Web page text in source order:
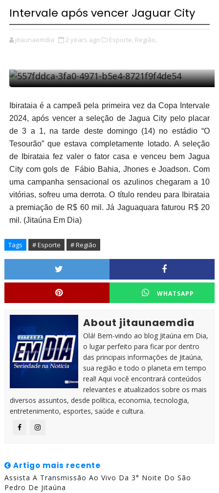
Intervale após vencer Jaguar City
jitaunaemdia 2 years ago Esporte, Região,
Ibirataia é a campeã pela primeira vez da Copa Intervale
2024, após vencer a seleção de Jagua City pelo placar
de 3 a 1, na tarde deste domingo (14) no estádio “O
Tesourão” que estava completamente lotado. A seleção
de Ibirataia fez valer o fator casa e venceu bem Jagua
City com gols de Fábio Bahia, Jhones e Joadson. Com
uma campanha sensacional os azulinos chegaram a 10
vitórias, sofreu uma derrota. O título rendeu para Ibirataia
a premiação de R$ 60 mil. Já Jaguaquara faturou R$ 20
mil. (Jitaúna Em Dia)
Tags # Esporte # Região
WHATSAPP
About jitaunaemdia
Olá! Bem-vindo ao blog Jitaúna em Dia,
o lugar perfeito para ficar por dentro
das principais informações de Jitaúna,
sua região e todo o planeta em tempo
real! Aqui você encontrará conteúdos
relevantes e atualizados sobre os mais
diversos assuntos, desde política, economia, tecnologia,
entretenimento, esportes, saúde e cultura.
Artigo mais recente
Assista A Transmissão Ao Vivo Da 3° Noite Do São
Pedro De Jitaúna